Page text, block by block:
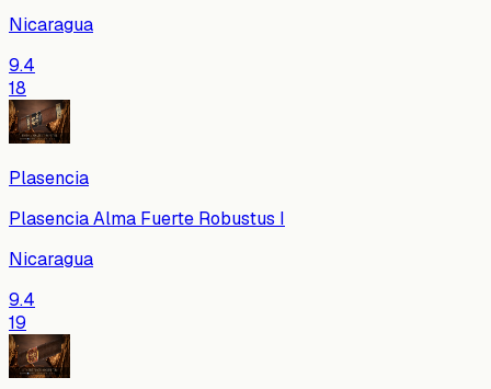
Nicaragua
9.4
18
Plasencia
Plasencia Alma Fuerte Robustus I
Nicaragua
9.4
19